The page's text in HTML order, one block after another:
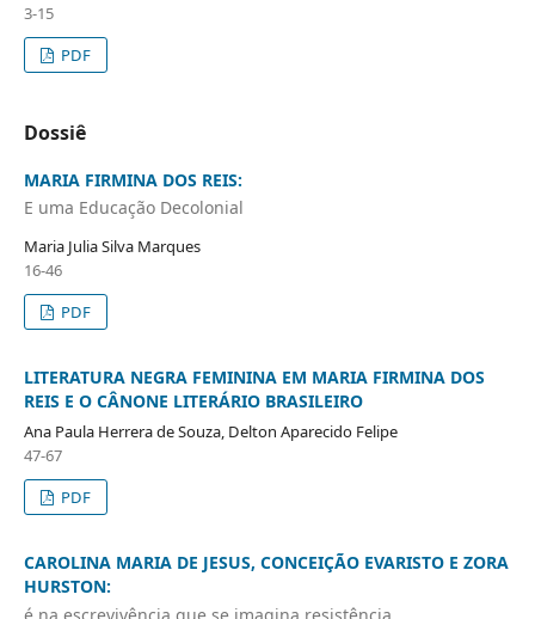
3-15
PDF
Dossiê
MARIA FIRMINA DOS REIS:
E uma Educação Decolonial
Maria Julia Silva Marques
16-46
PDF
LITERATURA NEGRA FEMININA EM MARIA FIRMINA DOS
REIS E O CÂNONE LITERÁRIO BRASILEIRO
Ana Paula Herrera de Souza, Delton Aparecido Felipe
47-67
PDF
CAROLINA MARIA DE JESUS, CONCEIÇÃO EVARISTO E ZORA
HURSTON:
é na escrevivência que se imagina resistência